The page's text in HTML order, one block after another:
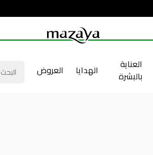
العناية
بالبشرة
الهدايا العروض